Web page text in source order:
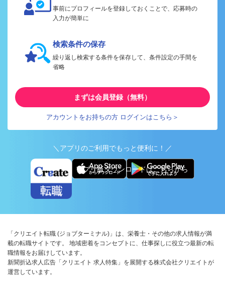
事前にプロフィールを登録しておくことで、応募時の
入力が簡単に
検索条件の保存
繰り返し検索する条件を保存して、条件設定の手間を
省略
まずは会員登録（無料）
アカウントをお持ちの方 ログインはこちら＞
＼アプリのご利用でもっと便利に！／
アプリ版ダウンロードはこちらから
「クリエイト転職 (ジョブターミナル)」は、栄養士・その他の求人情報が満
載の転職サイトです。 地域密着をコンセプトに、仕事探しに役立つ最新の転
職情報をお届けしています。
新聞折込求人広告「クリエイト 求人特集」を展開する株式会社クリエイトが
運営しています。